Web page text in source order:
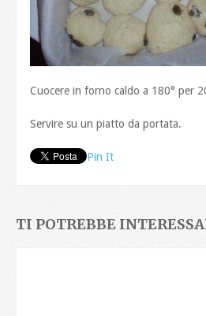
Cuocere in forno caldo a 180° per
Servire su un piatto da portata.
Pin It
TI POTREBBE